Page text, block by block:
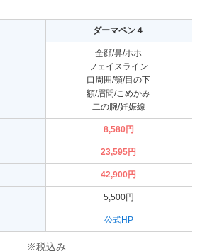
ダーマペン４
全顔/鼻/ホホ
フェイスライン
口周囲/顎/目の下
額/眉間/こめかみ
二の腕/妊娠線
8,580円
23,595円
42,900円
5,500円
公式HP
※税込み